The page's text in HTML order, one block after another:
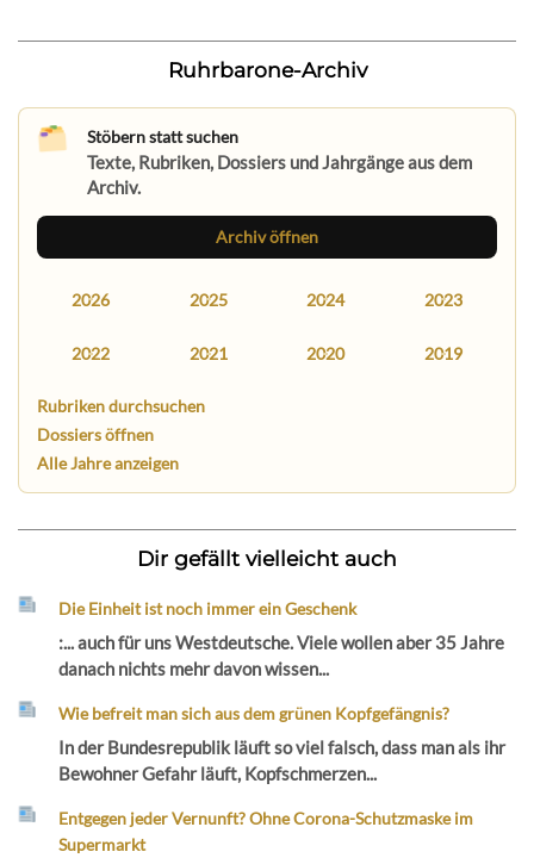
Ruhrbarone-Archiv
Stöbern statt suchen
Texte, Rubriken, Dossiers und Jahrgänge aus dem
Archiv.
Archiv öffnen
2026 2025 2024 2023
2022 2021 2020 2019
Rubriken durchsuchen
Dossiers öffnen
Alle Jahre anzeigen
Dir gefällt vielleicht auch
Die Einheit ist noch immer ein Geschenk
:... auch für uns Westdeutsche. Viele wollen aber 35 Jahre
danach nichts mehr davon wissen...
Wie befreit man sich aus dem grünen Kopfgefängnis?
In der Bundesrepublik läuft so viel falsch, dass man als ihr
Bewohner Gefahr läuft, Kopfschmerzen...
Entgegen jeder Vernunft? Ohne Corona-Schutzmaske im
Supermarkt